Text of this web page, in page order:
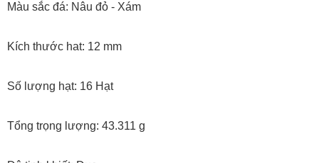
Màu sắc đá: Nâu đỏ - Xám
Kích thước hat: 12 mm
Số lượng hạt: 16 Hạt
Tổng trọng lượng: 43.311 g